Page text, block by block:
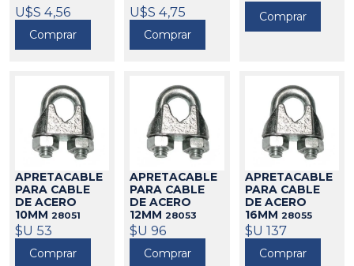
1.6MM (POR KG)
46003
U$S 4,56
Comprar
MM46004
U$S 4,75
Comprar
Comprar
APRETACABLE
PARA CABLE
DE ACERO
10MM 28051
$U 53
Comprar
APRETACABLE
PARA CABLE
DE ACERO
12MM28053
$U 96
Comprar
APRETACABLE
PARA CABLE
DE ACERO
16MM 28055
$U 137
Comprar